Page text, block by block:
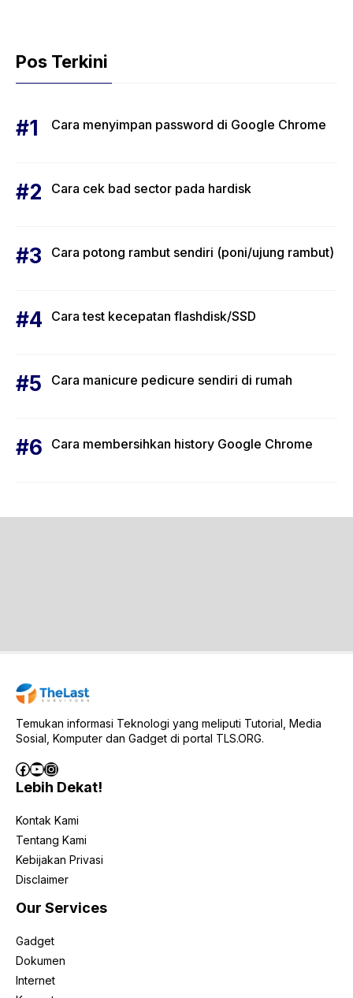
Pos Terkini
Cara menyimpan password di Google Chrome
Cara cek bad sector pada hardisk
Cara potong rambut sendiri (poni/ujung rambut)
Cara test kecepatan flashdisk/SSD
Cara manicure pedicure sendiri di rumah
Cara membersihkan history Google Chrome
Temukan informasi Teknologi yang meliputi Tutorial, Media
Sosial, Komputer dan Gadget di portal TLS.ORG.
Facebook
YouTube
Instagram
Lebih Dekat!
Kontak Kami
Tentang Kami
Kebijakan Privasi
Disclaimer
Our Services
Gadget
Dokumen
Internet